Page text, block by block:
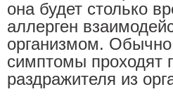
она будет столько
аллерген
организмом.
симптомы проходят
раздражителя из